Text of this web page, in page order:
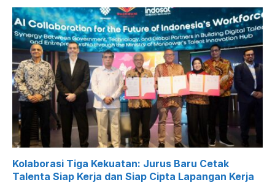
Kolaborasi Tiga Kekuatan: Jurus Baru Cetak
Talenta Siap Kerja dan Siap Cipta Lapangan Kerja